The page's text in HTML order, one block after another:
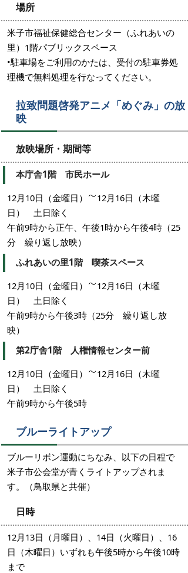
場所
米子市福祉保健総合センター（ふれあいの
里）1階パブリックスペース
•駐車場をご利用のかたは、受付の駐車券処
理機で無料処理を行なってください。
拉致問題啓発アニメ「めぐみ」の放
映
放映場所・期間等
本庁舎1階 市民ホール
12月10日（金曜日）
12月16日（木曜
日） 土日除く
午前9時から正午、午後1時から午後4時（25
分 繰り返し放映）
ふれあいの里1階 喫茶スペース
12月10日（金曜日）
12月16日（木曜
日） 土日除く
午前9時から午後3時（25分 繰り返し放
映）
第2庁舎1階 人権情報センター前
12月10日（金曜日）
12月16日（木曜
日） 土日除く
午前9時から午後5時
ブルーライトアップ
ブルーリボン運動にちなみ、以下の日程で
米子市公会堂が青くライトアップされま
す。（鳥取県と共催）
日時
12月13日（月曜日）、14日（火曜日）、16
日（木曜日）いずれも午後5時から午後10時
まで